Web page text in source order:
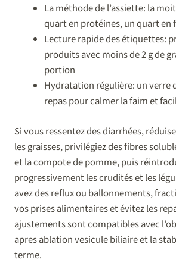
La méthode de l’assiette: la
quart en protéines, un quart
Lecture rapide des étiquettes:
produits avec moins de 2 g de
portion
Hydratation régulière: un verre
repas pour calmer la faim et
Si vous ressentez des diarrhées,
les graisses, privilégiez des fibres
et la compote de pomme, puis
progressivement les crudités et les
avez des reflux ou ballonnements,
vos prises alimentaires et évitez les
ajustements sont compatibles avec
apres ablation vesicule biliaire et la
terme.